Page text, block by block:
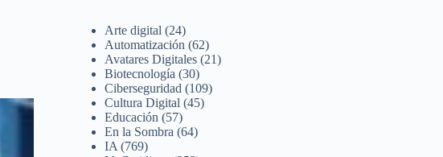
Arte digital (24)
Automatización (62)
Avatares Digitales (21)
Biotecnología (30)
Ciberseguridad (109)
Cultura Digital (45)
Educación (57)
En la Sombra (64)
IA (769)